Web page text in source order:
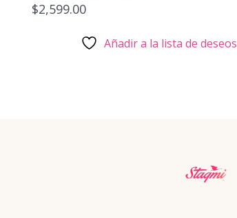
$2,599.00
Añadir a la lista de deseos